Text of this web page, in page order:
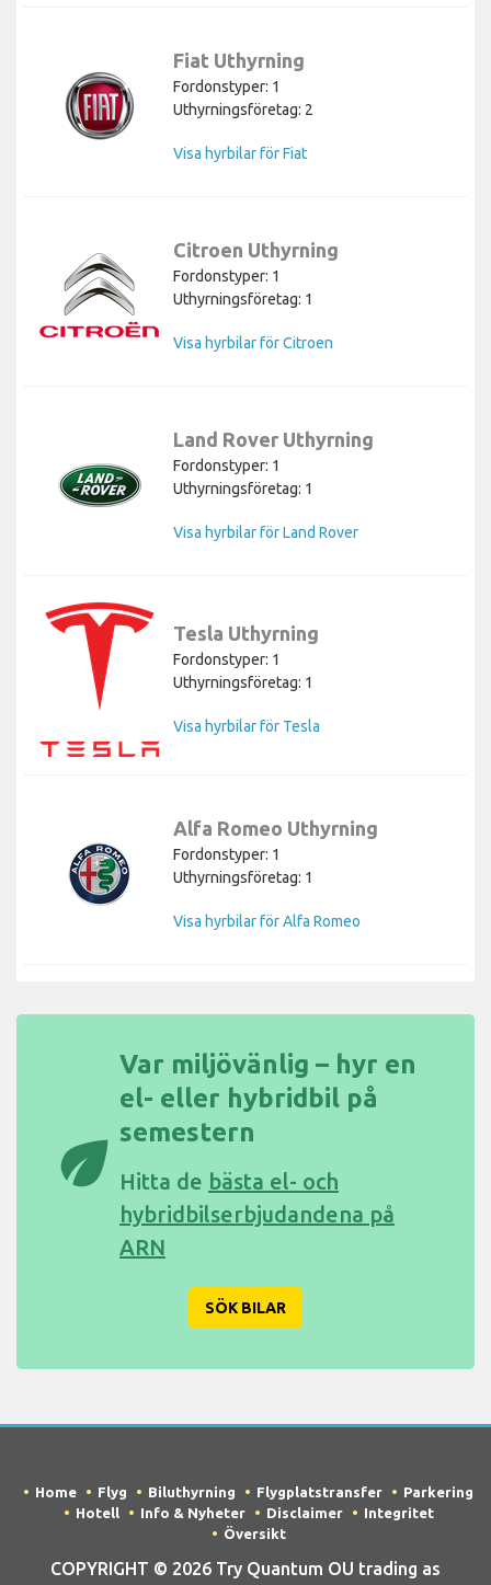
Fiat Uthyrning
Fordonstyper: 1
Uthyrningsföretag: 2
Visa hyrbilar för Fiat
Citroen Uthyrning
Fordonstyper: 1
Uthyrningsföretag: 1
Visa hyrbilar för Citroen
Land Rover Uthyrning
Fordonstyper: 1
Uthyrningsföretag: 1
Visa hyrbilar för Land Rover
Tesla Uthyrning
Fordonstyper: 1
Uthyrningsföretag: 1
Visa hyrbilar för Tesla
Alfa Romeo Uthyrning
Fordonstyper: 1
Uthyrningsföretag: 1
Visa hyrbilar för Alfa Romeo
eco
Var miljövänlig – hyr en
el- eller hybridbil på
semestern
Hitta de bästa el- och
hybridbilserbjudandena på
ARN
SÖK BILAR
Home Flyg Biluthyrning Flygplatstransfer
Parkering
Hotell
Info & Nyheter Disclaimer
Integritet
Översikt
COPYRIGHT © 2026 Try Quantum OU trading as